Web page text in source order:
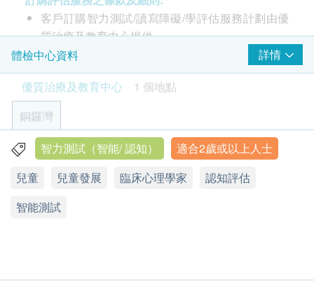
計劃包括評估兒童智能測試及認知發展進度（例如史
丹福比奈智力評估量表 – 第五版）、簡單書面報告一
份、與家長討論評估結果。
評估時間需時大概2小時， 30分鐘與家長面談，1小時
30分鐘與小朋友單對單做評估。報告大概七個工作天
寄到客人地址。
評估前家長面談 （30分鐘）
由臨床心理學家為兒童進行評估/觀察 （90分鐘）
評估後家長面談:初步解釋觀察及評估結果（15分
客戶訂購智力測試/讀寫障礙/學評估服務計劃由優
質治療及教育中心提供。
客戶收到由健康網購health.ESDlife寄出之確認成
功付款電郵後，優質治療及教育中心將於隨後6個
工作天辦公時間內，致電客戶預約評估服務的時
間。
客戶必須於預約當天出示身份證及列印訂購確認信
以確認身份。請注意，讀寫/學習障礙測試在訂購4-
6星期後，方可到本中心進行評估。
評估服務適合任何人士訂購。
此評估服務有效期為一年，客戶必須於一年內 (由
確認付款日期起計) 接受有關評估服務，客戶需提
體檢中心資料
詳情
優質治療及教育中心
1 個地點
銅鑼灣
灣仔軒尼詩道423-425號425 號 22 樓嘉年華商業大廈
顯示地圖
星期一至五︰10:00a.m. – 1:00p.m.; 2:30p.m. – 6:00p.m.
智力測試（智能/ 認知）
適合2歲或以上人士
兒童
兒童發展 臨床心理學家
認知評估
智能測試